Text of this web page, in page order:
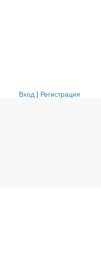
Вход | Регистрация